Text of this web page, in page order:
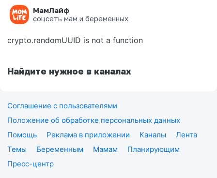
МамЛайф
соцсеть мам и беременных
Ошибка на странице
crypto.randomUUID is not a function
Найдите нужное в каналах
Соглашение с пользователями
Положение об обработке персональных данных
Помощь
Реклама в приложении Каналы
Лента
Темы
Беременным Мамам
Планирующим
Пресс-центр